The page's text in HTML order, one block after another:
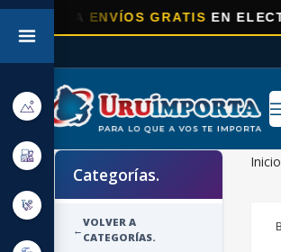
ENVÍOS GRATISEN ELECTRO
Categorías.
←
VOLVER A
CATEGORÍAS.
Inicio